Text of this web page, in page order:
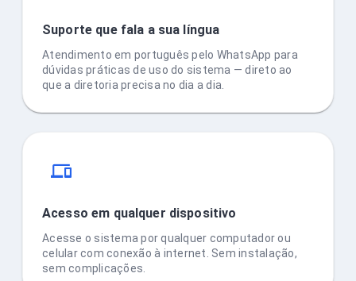
Suporte que fala a sua língua
Atendimento em português pelo WhatsApp para
dúvidas práticas de uso do sistema — direto ao
que a diretoria precisa no dia a dia.
Acesso em qualquer dispositivo
Acesse o sistema por qualquer computador ou
celular com conexão à internet. Sem instalação,
sem complicações.